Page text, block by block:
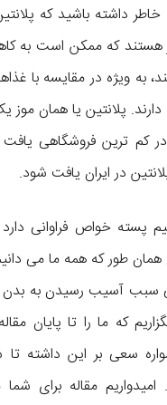
داشته باشید که
هستند که ممکن است به
به ویژه در مقایسه با
دارند. پلانتین یا همان
و در کم ترین فروشگاهی
در ایران یافت شود.
پسته خواص فراوانی دارد
طور که همه ما می
سبب آسیب رسیدن به
که ما را تا پایان
سعی بر این داشته تا
امیدواریم مقاله برای